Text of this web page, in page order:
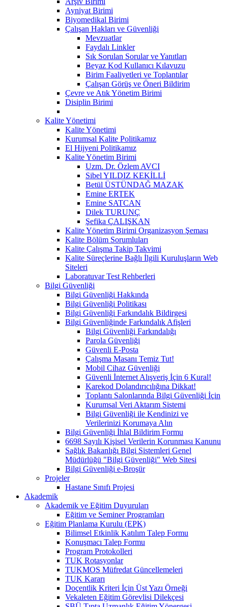
Ayniyat Birimi
Biyomedikal Birimi
Çalışan Hakları ve Güvenliği
Mevzuatlar
Faydalı Linkler
Sık Sorulan Sorular ve Yanıtları
Beyaz Kod Kullanıcı Kılavuzu
Birim Faaliyetleri ve Toplantılar
Çalışan Görüş ve Öneri Bildirim
Çevre ve Atık Yönetim Birimi
Disiplin Birimi
Kalite Yönetimi
Kalite Yönetimi
Kurumsal Kalite Politikamız
El Hijyeni Politikamız
Kalite Yönetim Birimi
Uzm. Dr. Özlem AVCI
Sibel YILDIZ KEKİLLİ
Betül ÜSTÜNDAĞ MAZAK
Emine ERTEK
Emine SATCAN
Dilek TURUNÇ
Şefika ÇALIŞKAN
Kalite Yönetim Birimi Organizasyon Şeması
Kalite Bölüm Sorumluları
Kalite Çalışma Takip Takvimi
Kalite Süreçlerine Bağlı İlgili Kuruluşların Web
Siteleri
Laboratuvar Test Rehberleri
Bilgi Güvenliği
Bilgi Güvenliği Hakkında
Bilgi Güvenliği Politikası
Bilgi Güvenliği Farkındalık Bildirgesi
Bilgi Güvenliğinde Farkındalık Afişleri
Bilgi Güvenliği Farkındalığı
Parola Güvenliği
Güvenli E-Posta
Çalışma Masanı Temiz Tut!
Mobil Cihaz Güvenliği
Güvenli İnternet Alışveriş İçin 6 Kural!
Karekod Dolandırıcılığına Dikkat!
Toplantı Salonlarında Bilgi Güvenliği İçin
Kurumsal Veri Aktarım Sistemi
Bilgi Güvenliği ile Kendinizi ve
Verilerinizi Korumaya Alın
Bilgi Güvenliği İhlal Bildirim Formu
6698 Sayılı Kişisel Verilerin Korunması Kanunu
Sağlık Bakanlığı Bilgi Sistemleri Genel
Müdürlüğü "Bilgi Güvenliği" Web Sitesi
Bilgi Güvenliği e-Broşür
Projeler
Hastane Sınıfı Projesi
Akademik
Akademik ve Eğitim Duyuruları
Eğitim ve Seminer Programları
Eğitim Planlama Kurulu (EPK)
Bilimsel Etkinlik Katılım Talep Formu
Konuşmacı Talep Formu
Program Protokolleri
TUK Rotasyonlar
TUKMOS Müfredat Güncellemeleri
TUK Kararı
Doçentlik Kriteri İçin Üst Yazı Örneği
Vekaleten Eğitim Görevlisi Dilekçesi